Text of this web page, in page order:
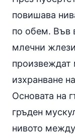
повишава
по обем. Във
млечни
произвеждат
изхранване
Основата на
гръден
нивото